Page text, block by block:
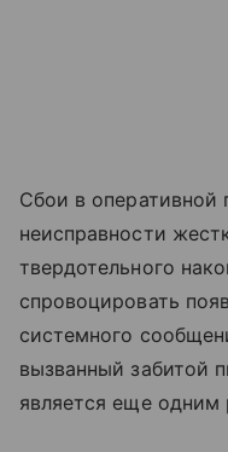
Сбои в оперативной
неисправности
твердотельного
спровоцировать
системного
вызванный забитой
является еще